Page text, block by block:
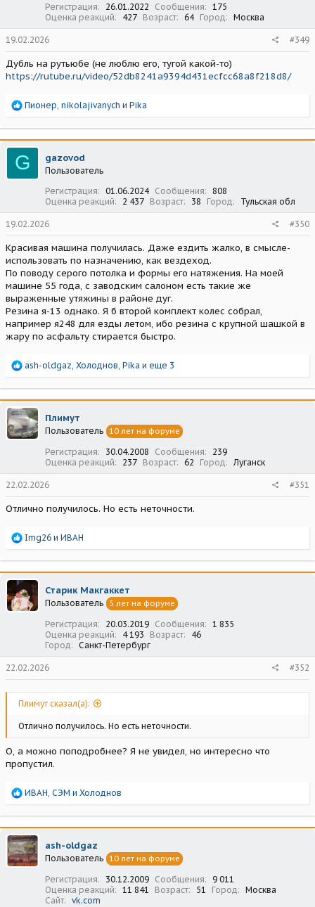
Регистрация 26.01.2022 Сообщения
175
Оценка реакций
427 Возраст 64 Город Москва
19.02.2026 #349
Дубль на рутьюбе (не люблю его, тугой какой-то)
https://rutube.ru/video/52db8241a9394d431ecfcc68a8f218d8/
Р
а
к
ц
и
и
Пионер nikolajivanych и Pika
G gazovod
Пользователь
Регистрация
01.06.2024 Сообщения
808
Оценка реакций
2 437 Возраст 38 Город Тульская обл
19.02.2026 #350
Красивая машина получилась. Даже ездить жалко, в смысле-
использовать по назначению, как вездеход.
По поводу серого потолка и формы его натяжения. На моей
машине 55 года, с заводским салоном есть такие же
выраженные утяжины в районе дуг.
Резина я-13 однако. Я б второй комплект колес собрал,
например я248 для езды летом, ибо резина с крупной шашкой в
жару по асфальту стирается быстро.
Р
а
к
ц
и
и
ash-oldgaz Холоднов Pika и еще 3
Плимут
Пользователь 10 лет на форуме
Регистрация 30.04.2008 Сообщения
239
Оценка реакций
237 Возраст 62 Город Луганск
22.02.2026 #351
Отлично получилось. Но есть неточности.
Р
а
к
ц
и
и
Img26 и ИВАН
Старик Макгаккет
Пользователь 5 лет на форуме
Регистрация 20.03.2019 Сообщения
1 835
Оценка реакций
4 193 Возраст
46
Город
Санкт-Петербург
22.02.2026 #352
Плимут сказал(а):
Отлично получилось. Но есть неточности.
О, а можно поподробнее? Я не увидел, но интересно что
пропустил.
Р
а
к
ц
и
и
ИВАН, СЭМ и Холоднов
ash-oldgaz
Пользователь 10 лет на форуме
Регистрация 30.12.2009 Сообщения
9 011
Оценка реакций
11 841 Возраст 51 Город
Москва
Сайт
vk.com